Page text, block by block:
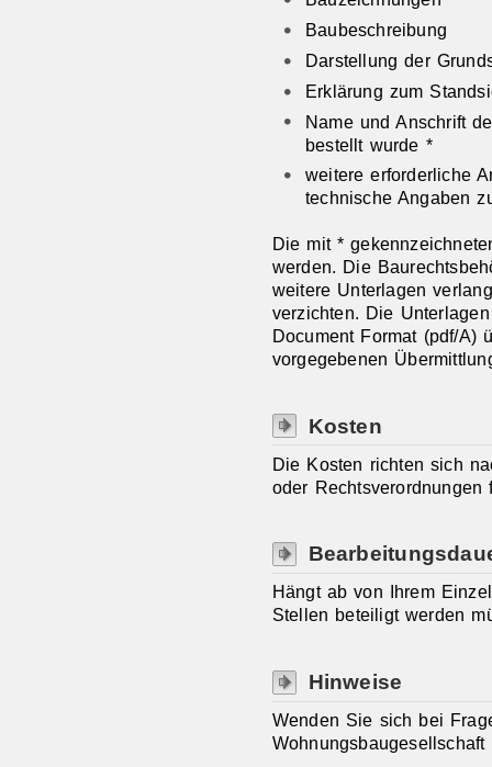
Baubeschreibung
Darstellung der
Erklärung zum
Name und Anschrift
bestellt wurde *
weitere erforderliche
technische Angaben
Die mit *
werden. Die
weitere Unterlagen
verzichten. Die
Document Format (pdf/A)
vorgegebenen
Kosten
Die Kosten richten sich
oder Rechtsverordnungen
Hängt ab von Ihrem
Stellen beteiligt werden
Hinweise
Wenden Sie sich bei